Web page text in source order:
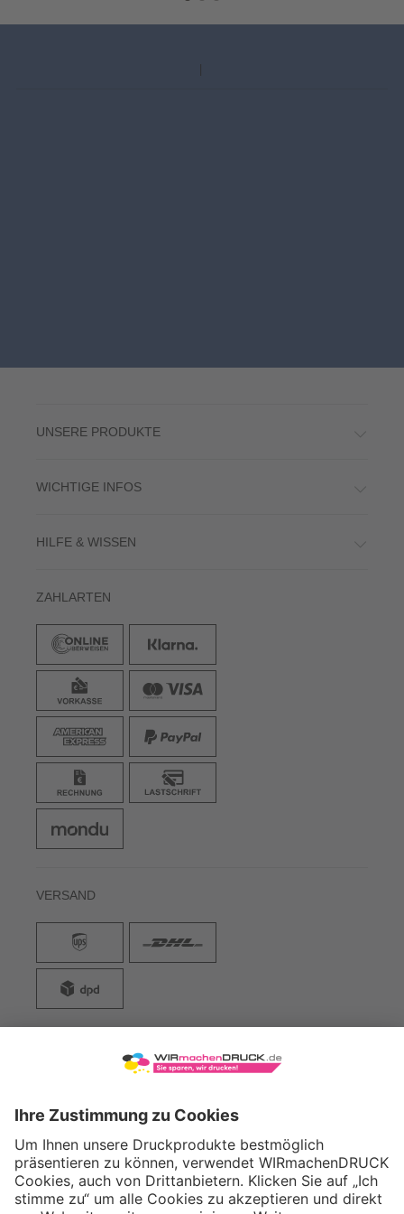
UNSERE PRODUKTE
WICHTIGE INFOS
HILFE & WISSEN
ZAHLARTEN
VERSAND
WIRmachenDRUCK GmbH
71522 Backnang
Tel.: +49 (0) 711 995 982 - 20
Fax: +49 (0) 711 995 982 - 21